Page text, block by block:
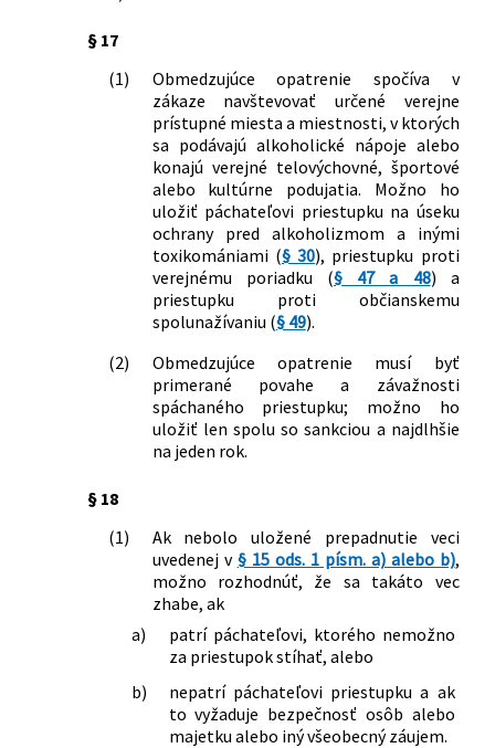
299/2013 Z. z.
Národnej rady Slovenskej republiky č.
233/1995 Z. z. o súdnych exekútoroch a
exekučnej činnosti (Exekučný poriadok)
a o zmene a doplnení ďalších zákonov v
znení neskorších predpisov a ktorým sa
menia a dopĺňajú niektoré zákony
388/2013 Z. z.
Zákon, ktorým sa mení a dopĺňa zákon
č. 8/2009 Z. z. o cestnej premávke a o
zmene a doplnení niektorých zákonov
v znení neskorších predpisov a ktorým
sa menia a dopĺňajú niektoré zákony
zmene a doplnení niektorých zákonov
474/2013 Z. z.
Zákon o výbere mýta za užívanie
vymedzených úsekov pozemných
komunikácií a o zmene a doplnení
1/2014 Z. z.
doplnení niektorých zákonov
204/2014 Z. z.
Zákon, ktorým sa mení a dopĺňa zákon
č. 355/2007 Z. z. o ochrane, podpore a
rozvoji verejného zdravia a o zmene a
doplnení niektorých zákonov v znení
neskorších predpisov a o zmene a
doplnení niektorých zákonov
Zákon o pohľadávkach štátu a o zmene
a doplnení niektorých zákonov
§ 17
(1)
Obmedzujúce opatrenie spočíva v
zákaze navštevovať určené verejne
prístupné miesta a miestnosti, v ktorých
sa podávajú alkoholické nápoje alebo
konajú verejné telovýchovné, športové
alebo kultúrne podujatia. Možno ho
uložiť páchateľovi priestupku na úseku
ochrany pred alkoholizmom a inými
toxikomániami (§ 30), priestupku proti
verejnému poriadku (§ 47 a 48) a
priestupku proti občianskemu
spolunažívaniu (§ 49).
(2)
Obmedzujúce opatrenie musí byť
primerané povahe a závažnosti
spáchaného priestupku; možno ho
uložiť len spolu so sankciou a najdlhšie
na jeden rok.
§ 18
(1)
Ak nebolo uložené prepadnutie veci
uvedenej v § 15 ods. 1 písm. a) alebo b),
možno rozhodnúť, že sa takáto vec
zhabe, ak
a)
patrí páchateľovi, ktorého nemožno
za priestupok stíhať, alebo
b)
nepatrí páchateľovi priestupku a ak
to vyžaduje bezpečnosť osôb alebo
majetku alebo iný všeobecný záujem.